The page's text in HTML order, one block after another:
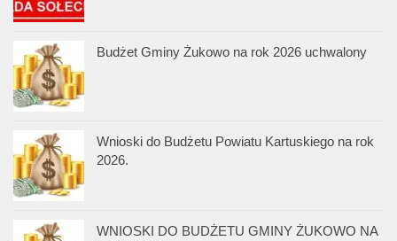
Budżet Gminy Żukowo na rok 2026 uchwalony
Wnioski do Budżetu Powiatu Kartuskiego na rok
2026.
WNIOSKI DO BUDŻETU GMINY ŻUKOWO NA